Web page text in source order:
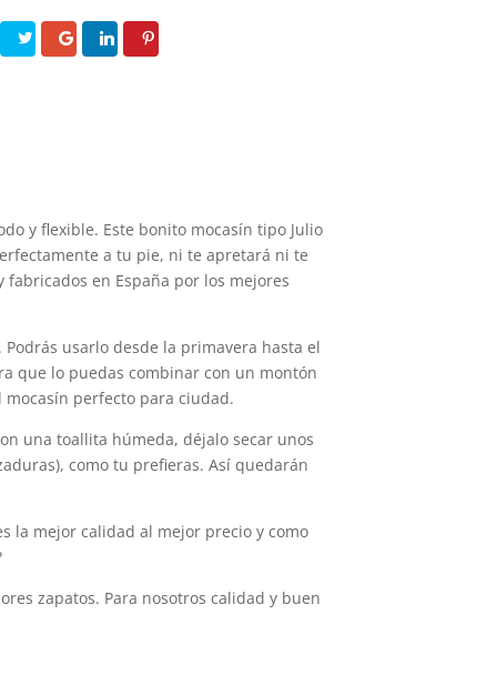
y flexible. Este bonito mocasín tipo Julio
a tu pie, ni te apretará ni te
en España por los mejores
usarlo desde la primavera hasta el
que lo puedas combinar con un montón
perfecto para ciudad.
una toallita húmeda, déjalo secar unos
como tu prefieras. Así quedarán
la mejor calidad al mejor precio y como
zapatos. Para nosotros calidad y buen